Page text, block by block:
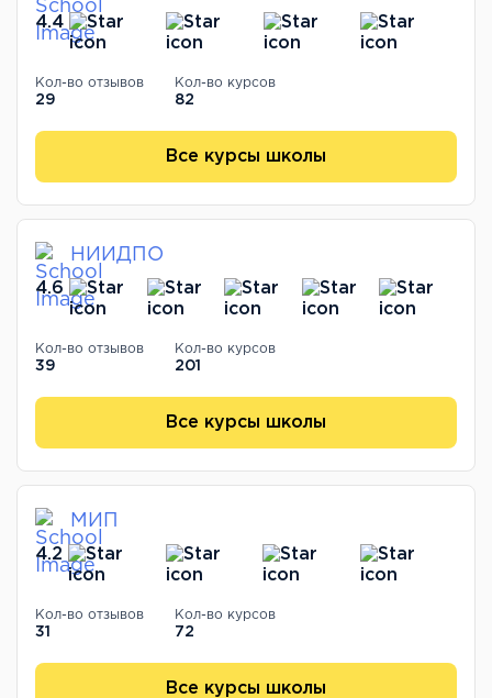
4.4
Кол-во отзывов
29
Кол-во курсов
82
Все курсы школы
НИИДПО
4.6
Кол-во отзывов
39
Кол-во курсов
201
Все курсы школы
МИП
4.2
Кол-во отзывов
31
Кол-во курсов
72
Все курсы школы